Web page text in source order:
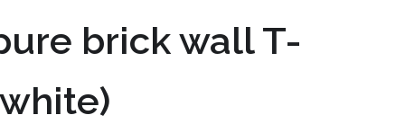
brick wall T-